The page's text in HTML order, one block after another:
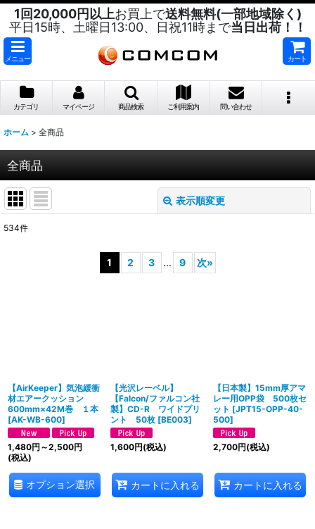
1回20,000円以上お買上で送料無料(一部地域除く)
平日15時、土曜日13:00、日祝11時まで当日出荷！！
メニュー カート
カテゴリ マイページ 商品検索 ご利用案内 問い合わせ
ホーム > 全商品
全商品
表示順変更
534件
1 2 3 ... 9 次»
【AirKeeper】気泡緩衝
材エアークッション
600mm×42M巻 １本
[AK-WB-600]
1,480円 ～2,500円
(税込)
オプション選択
【光沢レーベル】
【Falcon/ファルコン社
製】CD-R ワイドプリ
ント 50枚 [BE003]
1,600円(税込)
カートに入れる
【日本製】15mm厚アマ
レー用OPP袋 500枚セ
ット [JPT15-OPP-40-
500]
2,700円(税込)
カートに入れる